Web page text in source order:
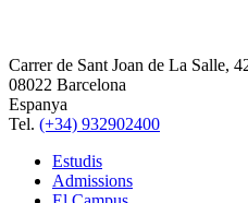
Carrer de Sant Joan de La Salle,
08022 Barcelona
Espanya
Tel. (+34) 932902400
Estudis
Admissions